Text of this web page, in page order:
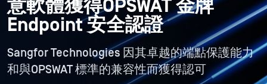
意軟體獲得OPSWAT 金牌
Endpoint 安全認證
Sangfor Technologies 因其卓越的端點保護能力
和與OPSWAT 標準的兼容性而獲得認可